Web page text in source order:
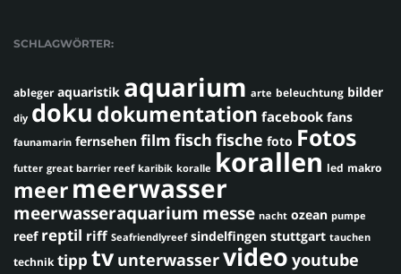
SCHLAGWÖRTER:
ableger aquaristik aquarium arte beleuchtung bilder
diy doku dokumentation facebook fans
faunamarin fernsehen film fisch fische foto Fotos
futter great barrier reef karibik koralle korallen led makro
meermeerwasser
meerwasseraquarium messe nacht ozean pumpe
reef reptil riff Seafriendlyreef sindelfingen stuttgart tauchen
technik tipp tv unterwasservideo youtube